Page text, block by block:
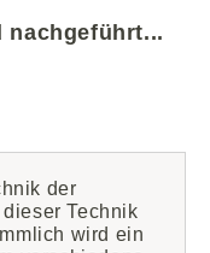
nachgeführt...
der
Technik
wird ein